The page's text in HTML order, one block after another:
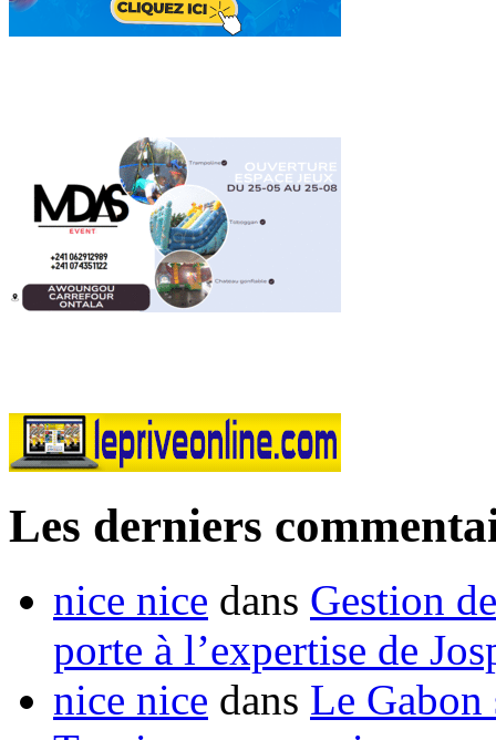
Les derniers
nice nice dans Gestion
porte à l’expertise de
nice nice dans Le Gabon